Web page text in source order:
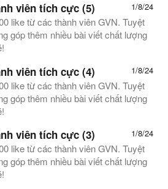
1/8/24
viên tích cực (5)
like từ các thành viên GVN. Tuyệt
góp thêm nhiều bài viết chất lượng
1/8/24
viên tích cực (4)
like từ các thành viên GVN. Tuyệt
góp thêm nhiều bài viết chất lượng
1/8/24
viên tích cực (3)
like từ các thành viên GVN. Tuyệt
góp thêm nhiều bài viết chất lượng